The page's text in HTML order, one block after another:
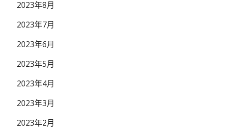
2023年8月
2023年7月
2023年6月
2023年5月
2023年4月
2023年3月
2023年2月